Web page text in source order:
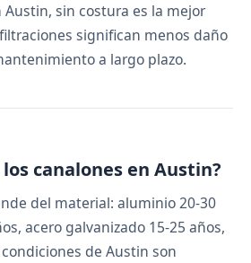
Austin, sin costura es la mejor
significan menos daño
a largo plazo.
canalones en Austin?
del material: aluminio 20-30
acero galvanizado 15-25 años,
de Austin son